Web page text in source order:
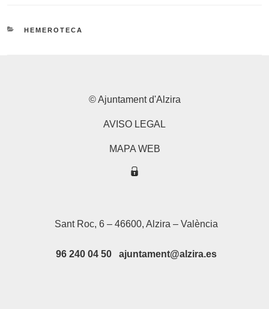
CATEGORIES
HEMEROTECA
© Ajuntament d'Alzira
AVISO LEGAL
MAPA WEB
Sant Roc, 6 – 46600, Alzira – València
96 240 04 50 ajuntament@alzira.es